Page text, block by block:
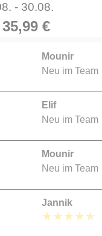
- 30.08.
35,99 €
Mounir
Neu im Team
Elif
Neu im Team
Mounir
Neu im Team
Jannik
★★★★★